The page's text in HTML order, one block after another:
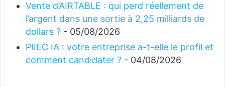
Vente d’AIRTABLE : qui perd réellement de
l’argent dans une sortie à 2,25 milliards de
dollars ? - 05/08/2026
PIIEC IA : votre entreprise a-t-elle le profil et
comment candidater ? - 04/08/2026